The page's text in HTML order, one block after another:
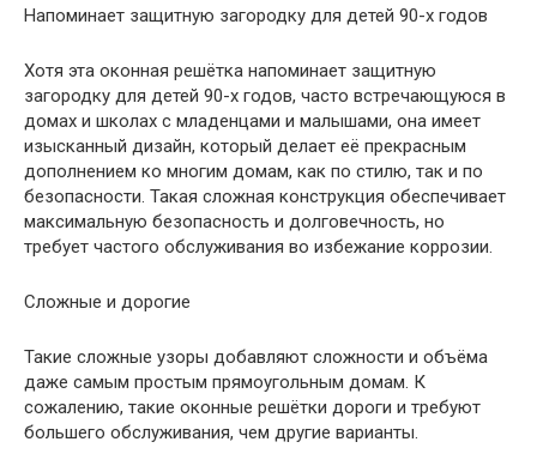
Напоминает защитную загородку для детей 90-х годов
Хотя эта оконная решётка напоминает защитную
загородку для детей 90-х годов, часто встречающуюся в
домах и школах с младенцами и малышами, она имеет
изысканный дизайн, который делает её прекрасным
дополнением ко многим домам, как по стилю, так и по
безопасности. Такая сложная конструкция обеспечивает
максимальную безопасность и долговечность, но
требует частого обслуживания во избежание коррозии.
Сложные и дорогие
Такие сложные узоры добавляют сложности и объёма
даже самым простым прямоугольным домам. К
сожалению, такие оконные решётки дороги и требуют
большего обслуживания, чем другие варианты.